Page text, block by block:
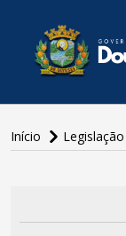
Início Legislação
conteúdo